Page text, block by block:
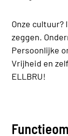
Onze cultuur?
zeggen.
Persoonlijke
Vrijheid en
ELLBRU!